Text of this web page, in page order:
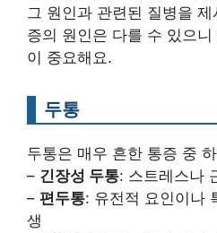
그 원인과 관련된 질병을
증의 원인은 다를 수 있으
이 중요해요.
두통
두통은 매우 흔한 통증 중
– 긴장성 두통: 스트레스나
– 편두통: 유전적 요인이나
생